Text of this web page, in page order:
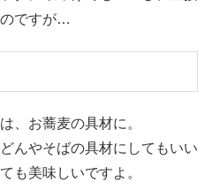
のですが…
、お蕎麦の具材に。
んやそばの具材にしてもいい
も美味しいですよ。